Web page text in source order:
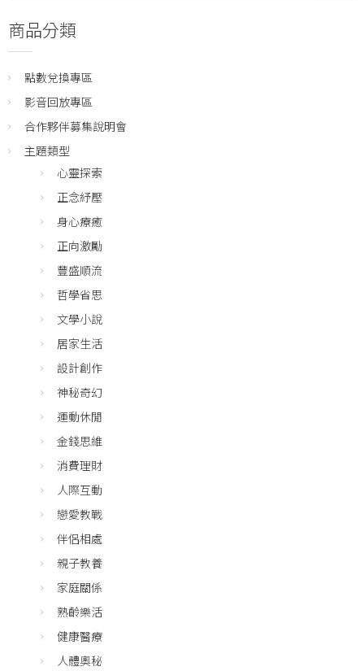
商品分類
點數兌換專區
影音回放專區
合作夥伴募集說明會
主題類型
心靈探索
正念紓壓
身心療癒
正向激勵
豐盛順流
哲學省思
文學小說
居家生活
設計創作
神秘奇幻
運動休閒
金錢思維
消費理財
人際互動
戀愛教戰
伴侶相處
親子教養
家庭關係
熟齡樂活
健康醫療
人體奧秘